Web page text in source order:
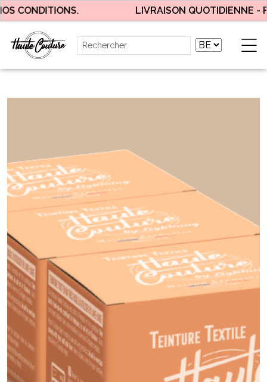
LIVRAISON QUOTIDIENNE -FRAIS